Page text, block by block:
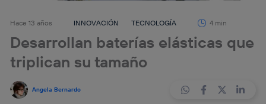
Hace 13 años INNOVACIÓN TECNOLOGÍA 4 min
Desarrollan baterías elásticas que
triplican su tamaño
Angela Bernardo